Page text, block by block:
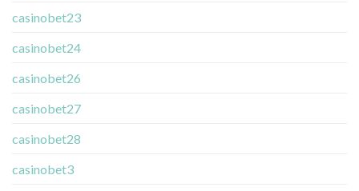
casinobet23
casinobet24
casinobet26
casinobet27
casinobet28
casinobet3